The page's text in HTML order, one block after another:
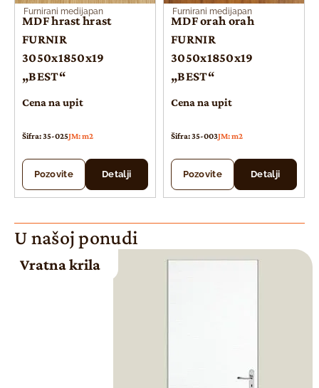
Furnirani medijapan
MDF hrast hrast
FURNIR
3050x1850x19
„BEST“
Cena na upit
Šifra: 35-025JM: m2
Pozovite Detalji
Furnirani medijapan
MDF orah orah
FURNIR
3050x1850x19
„BEST“
Cena na upit
Šifra: 35-003JM: m2
Pozovite Detalji
U našoj ponudi
Vratna krila